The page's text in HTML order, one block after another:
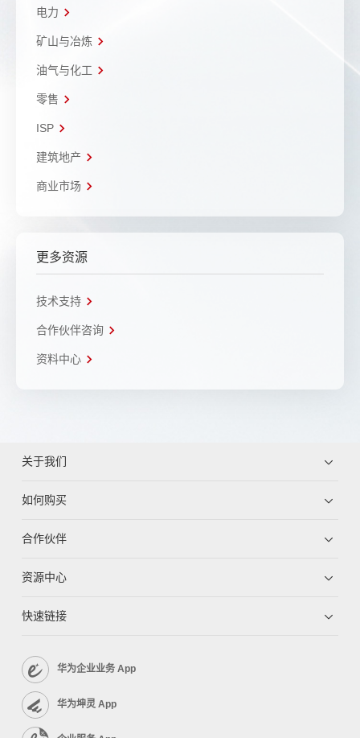
电力
矿山与冶炼
油气与化工
零售
ISP
建筑地产
商业市场
更多资源
技术支持
合作伙伴咨询
资料中心
关于我们
如何购买
合作伙伴
资源中心
快速链接
华为企业业务 App
华为坤灵 App